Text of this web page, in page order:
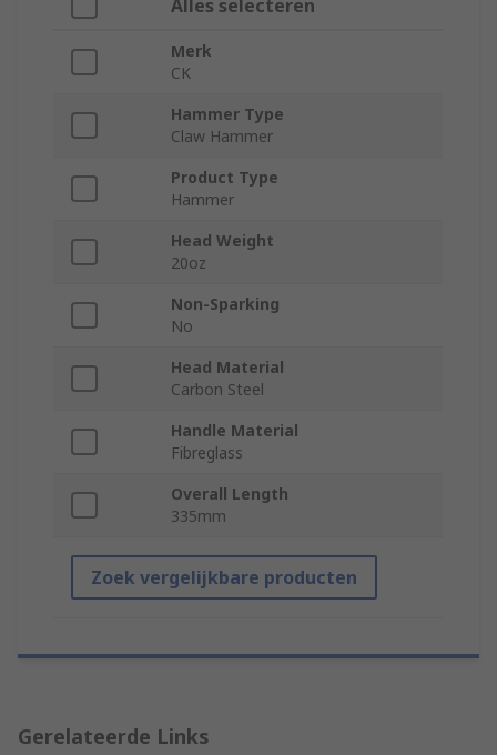
Alles selecteren
Merk
CK
Hammer Type
Claw Hammer
Product Type
Hammer
Head Weight
20oz
Non-Sparking
No
Head Material
Carbon Steel
Handle Material
Fibreglass
Overall Length
335mm
Zoek vergelijkbare producten
Gerelateerde Links